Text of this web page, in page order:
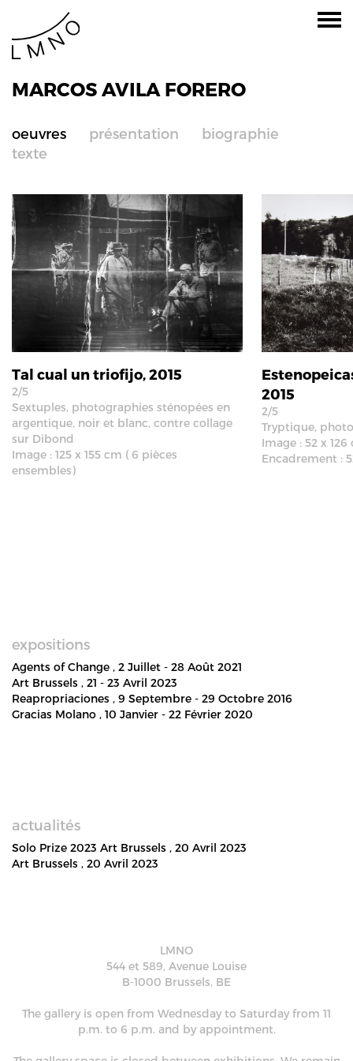
MARCOS AVILA FORERO
oeuvres présentation
biographie
texte
Tal cual un triofijo, 2015
2/5
Sextuples, photographies sténopées en
argentique, noir et blanc, contre collage
sur Dibond
Image : 125 x 155 cm ( 6 pièces
ensembles)
2015
2/5
Tryptique,
Image : 52 x 126
Encadrement :
expositions
Agents of Change , 2 Juillet - 28 Août 2021
Art Brussels , 21 - 23 Avril 2023
Reapropriaciones , 9 Septembre - 29 Octobre 2016
Gracias Molano , 10 Janvier - 22 Février 2020
actualités
Solo Prize 2023 Art Brussels , 20 Avril 2023
Art Brussels , 20 Avril 2023
LMNO
544 et 589, Avenue Louise
B-1000 Brussels, BE
The gallery is open from Wednesday to Saturday from 11
p.m. to 6 p.m. and by appointment.